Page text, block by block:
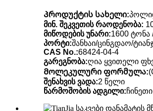
Პროდუქტის სახელი:
მინ. შეკვეთის რაოდენობა:
მიწოდების უნარი:1600 ტონა
პორტი:შანხაი/ცინგდაო/
CAS No.:68424-04-4
გარეგნობა:ღია ყვითელი
Მოლეკულური ფორმულა:
შენახვის ვადა:2 წელი
წარმოშობის ადგილი:ჩინეთი